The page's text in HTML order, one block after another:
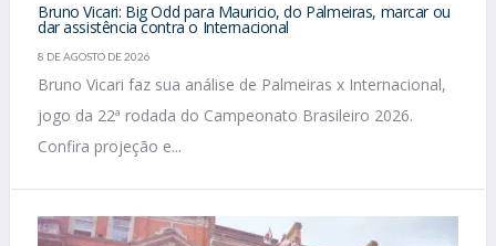
Bruno Vicari: Big Odd para Mauricio, do Palmeiras, marcar ou
dar assistência contra o Internacional
8 DE AGOSTO DE 2026
Bruno Vicari faz sua análise de Palmeiras x Internacional,
jogo da 22ª rodada do Campeonato Brasileiro 2026.
Confira projeção e...